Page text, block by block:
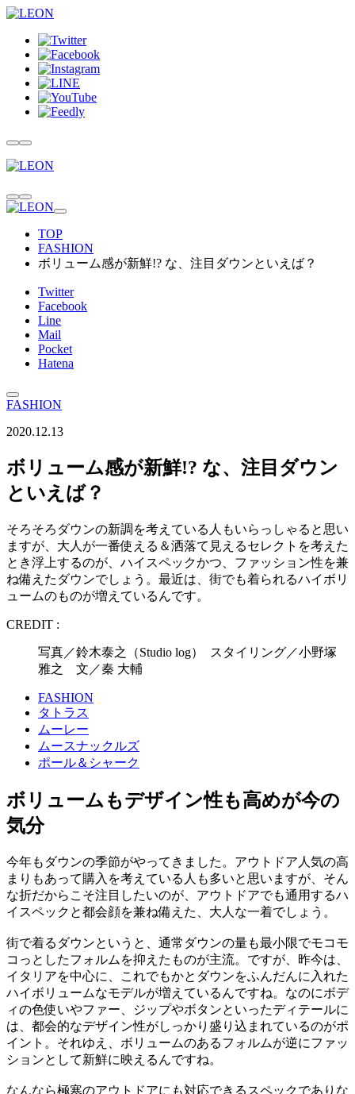
TOP
FASHION
ボリューム感が新鮮!? な、注目ダウンといえば？
Twitter
Facebook
Line
Mail
Pocket
Hatena
FASHION
2020.12.13
ボリューム感が新鮮!? な、注目ダウン
といえば？
そろそろダウンの新調を考えている人もいらっしゃると思い
ますが、大人が一番使える＆洒落て見えるセレクトを考えた
とき浮上するのが、ハイスペックかつ、ファッション性を兼
ね備えたダウンでしょう。最近は、街でも着られるハイボリ
ュームのものが増えているんです。
CREDIT :
写真／鈴木泰之（Studio log） スタイリング／小野塚
雅之 文／秦 大輔
FASHION
タトラス
ムーレー
ムースナックルズ
ポール＆シャーク
ボリュームもデザイン性も高めが今の
気分
今年もダウンの季節がやってきました。アウトドア人気の高
まりもあって購入を考えている人も多いと思いますが、そん
な折だからこそ注目したいのが、アウトドアでも通用するハ
イスペックと都会顔を兼ね備えた、大人な一着でしょう。
街で着るダウンというと、通常ダウンの量も最小限でモコモ
コっとしたフォルムを抑えたものが主流。ですが、昨今は、
イタリアを中心に、これでもかとダウンをふんだんに入れた
ハイボリュームなモデルが増えているんですね。なのにボデ
ィの色使いやファー、ジップやボタンといったディテールに
は、都会的なデザイン性がしっかり盛り込まれているのがポ
イント。それゆえ、ボリュームのあるフォルムが逆にファッ
ションとして新鮮に映えるんですね。
なんなら極寒のアウトドアにも対応できるスペックでありな